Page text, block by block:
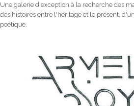
Une galerie d'exception à la recherche des
des histoires entre l'héritage et le présent,
poétique.